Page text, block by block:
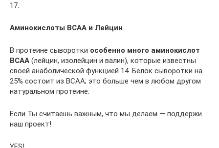
17.
Аминокислоты BCAA и Лейцин
В протеине сыворотки особенно много аминокислот
BCAA (лейцин, изолейцин и валин), которые известны
своей анаболической функцией 14. Белок сыворотки на
25% состоит из BCAA; это больше чем в любом другом
натуральном протеине.
Если Ты считаешь важным, что мы делаем — поддержи
наш проект!